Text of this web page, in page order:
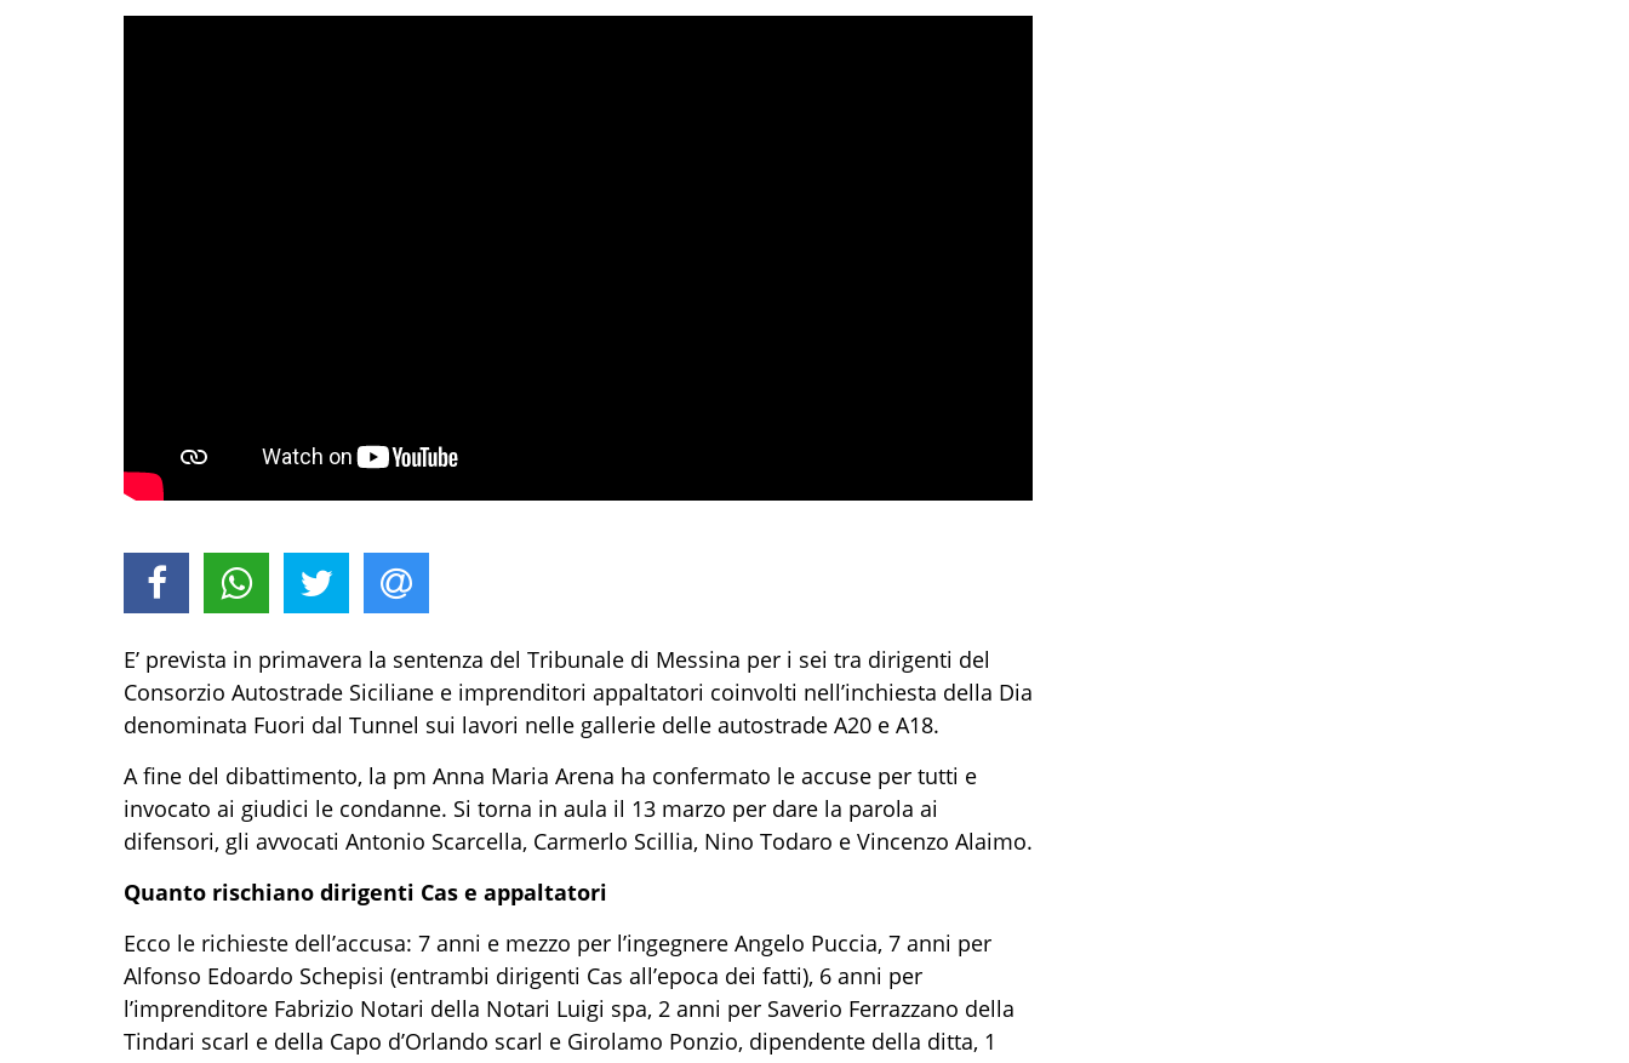
E’ prevista in primavera la sentenza del Tribunale di Messina per i sei tra dirigenti del
Consorzio Autostrade Siciliane e imprenditori appaltatori coinvolti nell’inchiesta della Dia
denominata Fuori dal Tunnel sui lavori nelle gallerie delle autostrade A20 e A18.
A fine del dibattimento, la pm Anna Maria Arena ha confermato le accuse per tutti e
invocato ai giudici le condanne. Si torna in aula il 13 marzo per dare la parola ai
difensori, gli avvocati Antonio Scarcella, Carmerlo Scillia, Nino Todaro e Vincenzo Alaimo.
Quanto rischiano dirigenti Cas e appaltatori
Ecco le richieste dell’accusa: 7 anni e mezzo per l’ingegnere Angelo Puccia, 7 anni per
Alfonso Edoardo Schepisi (entrambi dirigenti Cas all’epoca dei fatti), 6 anni per
l’imprenditore Fabrizio Notari della Notari Luigi spa, 2 anni per Saverio Ferrazzano della
Tindari scarl e della Capo d’Orlando scarl e Girolamo Ponzio, dipendente della ditta, 1